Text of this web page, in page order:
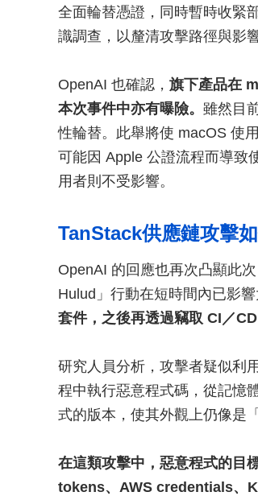
全面輪替憑證，同時暫時收緊
識調查，以釐清攻擊路徑與影
OpenAI 也確認， 旗下產品在
本次事件中亦有曝險。 雖然目
性輪替。此舉將使 macOS 使
可能因 Apple 公證流程而導致
用者則不受影響。
TanStack供應鏈攻擊
OpenAI 的回應也再次凸顯此
Hulud」行動在短時間內已影
套件，之後再透過竊取 CI／
研究人員分析，攻擊者疑似利
程中執行惡意程式碼，從記憶
式的版本，使其外觀上仍像是
在這類攻擊中，惡意程式的
tokens、AWS credentials、